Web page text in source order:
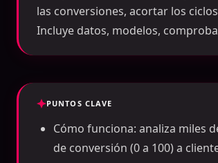
las conversiones, acortar los
Incluye datos, modelos,
PUNTOS CLAVE
Cómo funciona: analiza miles
de conversión (0 a 100) a